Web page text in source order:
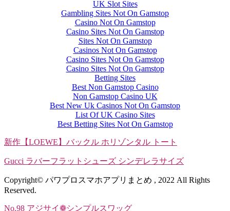
UK Slot Sites
Gambling Sites Not On Gamstop
Casino Not On Gamstop
Casino Sites Not On Gamstop
Sites Not On Gamstop
Casinos Not On Gamstop
Casino Sites Not On Gamstop
Casino Sites Not On Gamstop
Betting Sites
Best Non Gamstop Casino
Non Gamstop Casino UK
Best New Uk Casinos Not On Gamstop
List Of UK Casino Sites
Best Betting Sites Not On Gamstop
新作【LOEWE】バックル ホリゾンタル トート
Gucci ラバーフラットシューズ シンデレラサイズ
Copyright© パワプロスマホアプリまとめ , 2022 All Rights
Reserved.
No.98 アジサイ❁シンプルスワッグ